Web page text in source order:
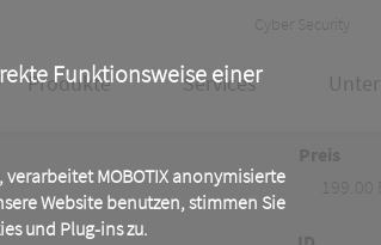
Funktionsweise einer
verarbeitet MOBOTIX anonymisierte
Website benutzen, stimmen Sie
und Plug-ins zu.
Header
Meta
Cyber Security
Produkte Services